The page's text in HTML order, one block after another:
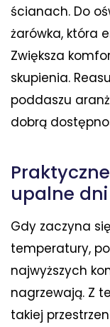
ścianach. Do
żarówka, która
Zwiększa
skupienia.
poddaszu
dobrą
upalne
Gdy zaczyna
temperatury,
najwyższych
nagrzewają. Z
takiej